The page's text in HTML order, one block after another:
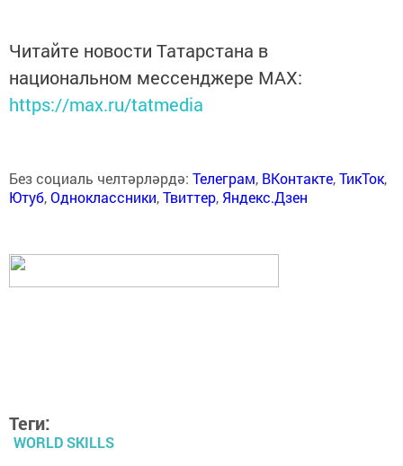
Читайте новости Татарстана в
национальном мессенджере MАХ:
https://max.ru/tatmedia
Без социаль челтәрләрдә: Телеграм, ВКонтакте,ТикТок,
Ютуб,Одноклассники,Твиттер, Яндекс.Дзен
Теги:
WORLD SKILLS